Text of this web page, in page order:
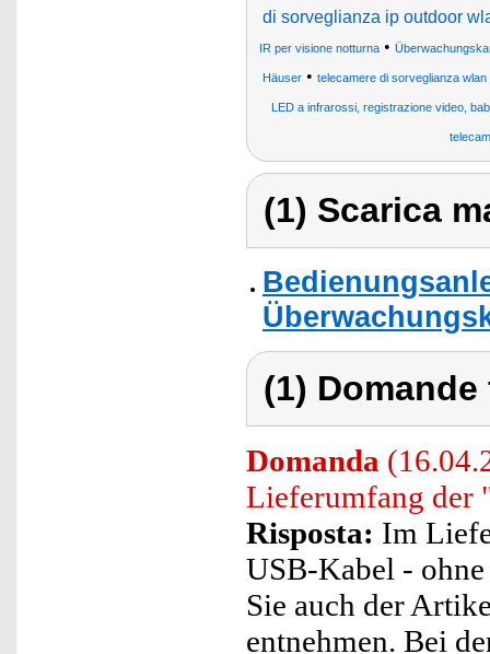
di sorveglianza ip outdoor
IR per visione notturna •
Häuser • telecamere di sorveglianza wlan
LED a infrarossi, registrazione video,
(1) Scarica
(1)
Domanda
Lieferumfang der
Risposta: Im
USB-Kabel -
Sie auch der
entnehmen. Bei